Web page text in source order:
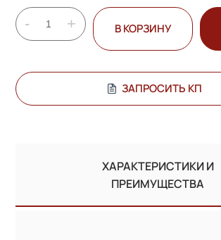
- + В КОРЗИНУ
ЗАПРОСИТЬ КП
ХАРАКТЕРИСТИКИ И
ПРЕИМУЩЕСТВА